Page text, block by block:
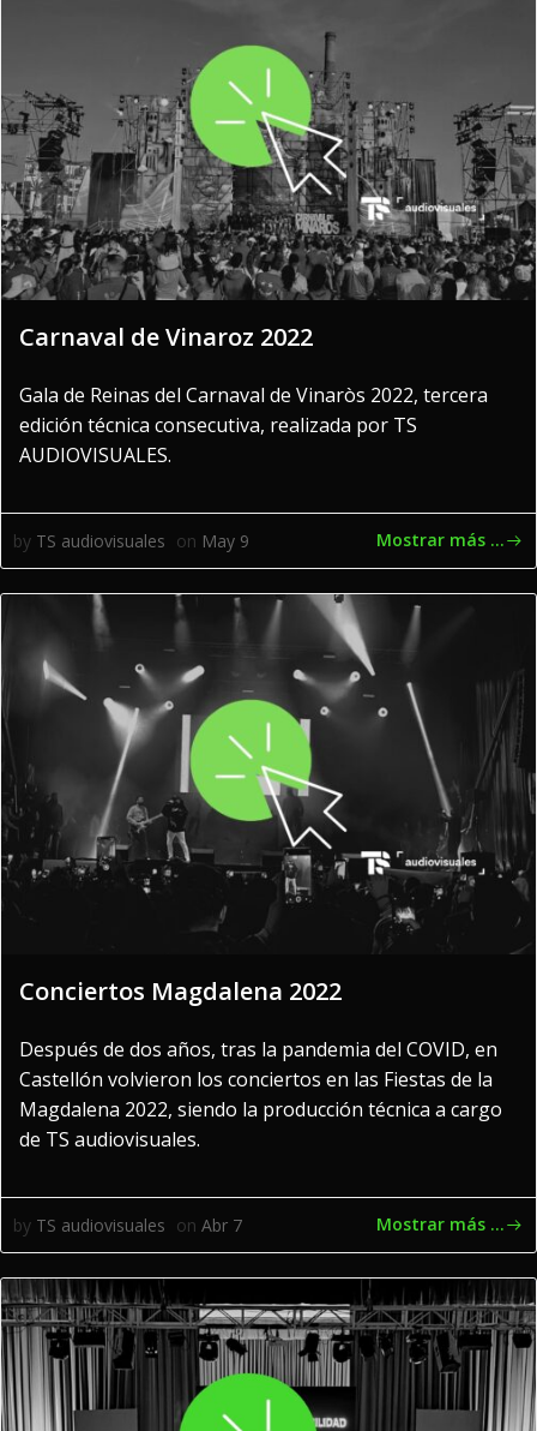
Carnaval de Vinaroz 2022
Gala de Reinas del Carnaval de Vinaròs 2022, tercera
edición técnica consecutiva, realizada por TS
AUDIOVISUALES.
by TS audiovisuales on May 9 Mostrar más ...
Conciertos Magdalena 2022
Después de dos años, tras la pandemia del COVID, en
Castellón volvieron los conciertos en las Fiestas de la
Magdalena 2022, siendo la producción técnica a cargo
de TS audiovisuales.
by TS audiovisuales on Abr 7 Mostrar más ...